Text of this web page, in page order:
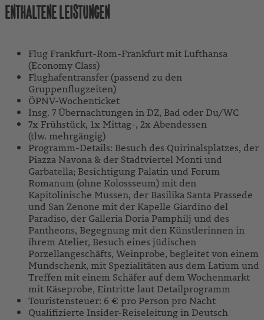
ENTHALTENE LEISTUNGEN
Flug Frankfurt-Rom-Frankfurt mit Lufthansa
(Economy Class)
Flughafentransfer (passend zu den
Gruppenflugzeiten)
ÖPNV-Wochenticket
Insg. 7 Übernachtungen in DZ, Bad oder Du/WC
7x Frühstück, 1x Mittag-, 2x Abendessen
(tlw. mehrgängig)
Programm-Details: Besuch des Quirinalsplatzes, der
Piazza Navona & der Stadtviertel Monti und
Garbatella; Besichtigung Palatin und Forum
Romanum (ohne Kolossseum) mit den
Kapitolinische Mussen, der Basilika Santa Prassede
und San Zenone mit der Kapelle Giardino del
Paradiso, der Galleria Doria Pamphilj und des
Pantheons, Begegnung mit den Künstlerinnen in
ihrem Atelier, Besuch eines jüdischen
Porzellangeschäfts, Weinprobe, begleitet von einem
Mundschenk, mit Spezialitäten aus dem Latium und
Treffen mit einem Schäfer auf dem Wochenmarkt
mit Käseprobe, Eintritte laut Detailprogramm
Touristensteuer: 6 € pro Person pro Nacht
Qualifizierte Insider-Reiseleitung in Deutsch